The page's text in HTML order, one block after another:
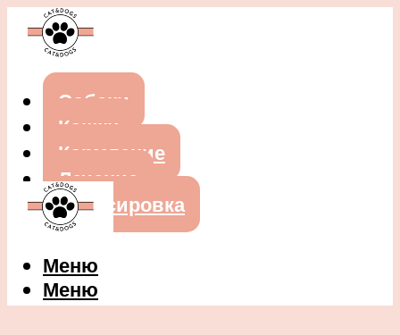
Собаки
Кошки
Кормление
Лечение
Дрессировка
Меню
Меню